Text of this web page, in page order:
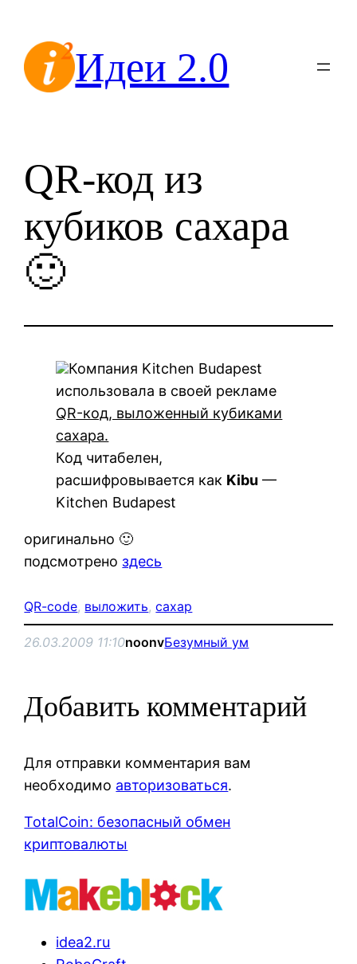
содержимомуИдеи 2.0
QR-код из
кубиков сахара
🙂
Компания Kitchen Budapest
использовала в своей рекламе
QR-код, выложенный кубиками
сахара.
Код читабелен,
расшифровывается как Kibu —
Kitchen Budapest
оригинально 🙂
подсмотрено здесь
QR-code, выложить, сахар
26.03.2009 11:10noonvБезумный ум
Добавить комментарий
Для отправки комментария вам
необходимо авторизоваться.
TotalCoin: безопасный обмен
криптовалюты
idea2.ru